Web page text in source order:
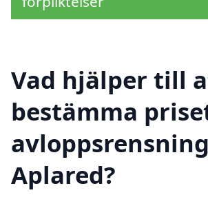
Vad hjälper till
bestämma
Aplared?